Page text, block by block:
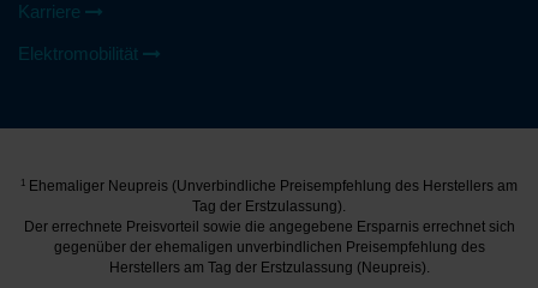
Karriere
Elektromobilität
1
Ehemaliger Neupreis (Unverbindliche Preisempfehlung des Herstellers am
Tag der Erstzulassung).
Der errechnete Preisvorteil sowie die angegebene Ersparnis errechnet sich
gegenüber der ehemaligen unverbindlichen Preisempfehlung des
Herstellers am Tag der Erstzulassung (Neupreis).